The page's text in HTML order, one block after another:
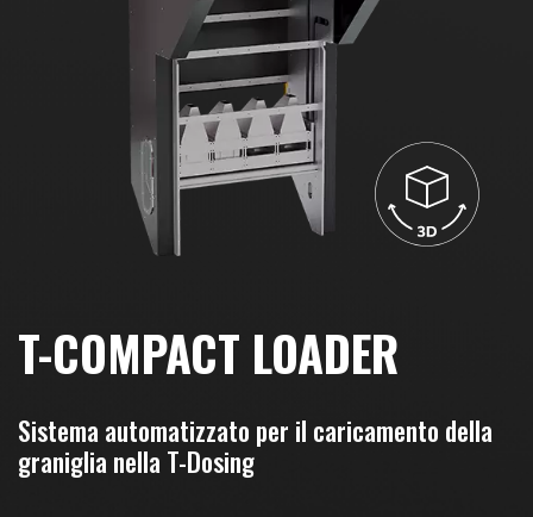
T-COMPACT LOADER
Sistema automatizzato per il caricamento della
graniglia nella T-Dosing